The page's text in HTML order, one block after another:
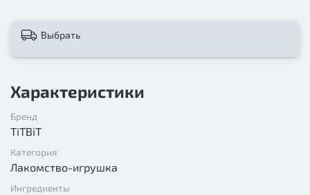
Выбрать
Характеристики
Бренд
TiTBiT
Категория
Лакомство-игрушка
Ингредиенты